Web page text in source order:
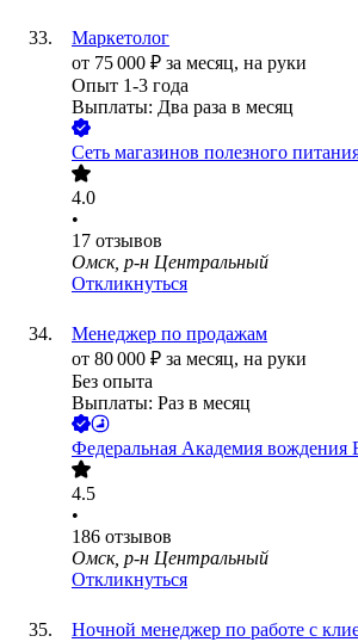
Маркетолог
от 75 000 ₽ за месяц, на руки
Опыт 1-3 года
Выплаты: Два раза в месяц
Сеть магазинов полезного
4.0
•
17 отзывов
Омск, р-н Центральный
Откликнуться
Менеджер по продажам
от 80 000 ₽ за месяц, на руки
Без опыта
Выплаты: Раз в месяц
Федеральная Академия вождения
4.5
•
186 отзывов
Омск, р-н Центральный
Откликнуться
Ночной менеджер по работе с